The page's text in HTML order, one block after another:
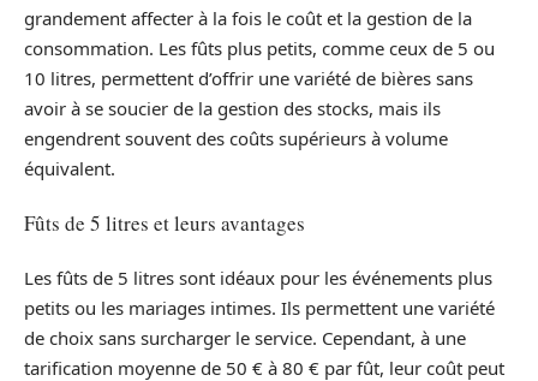
grandement affecter à la fois le coût et la gestion de la
consommation. Les fûts plus petits, comme ceux de 5 ou
10 litres, permettent d’offrir une variété de bières sans
avoir à se soucier de la gestion des stocks, mais ils
engendrent souvent des coûts supérieurs à volume
équivalent.
Fûts de 5 litres et leurs avantages
Les fûts de 5 litres sont idéaux pour les événements plus
petits ou les mariages intimes. Ils permettent une variété
de choix sans surcharger le service. Cependant, à une
tarification moyenne de 50 € à 80 € par fût, leur coût peut